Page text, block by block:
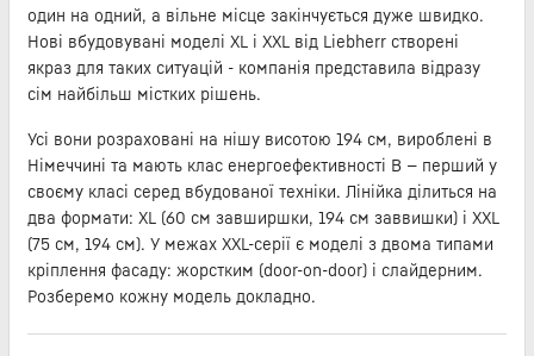
один на одний, а вільне місце закінчується дуже швидко.
Нові вбудовувані моделі XL і XXL від Liebherr створені
якраз для таких ситуацій - компанія представила відразу
сім найбільш містких рішень.
Усі вони розраховані на нішу висотою 194 см, вироблені в
Німеччині та мають клас енергоефективності B — перший у
своєму класі серед вбудованої техніки. Лінійка ділиться на
два формати: XL (60 см завширшки, 194 см заввишки) і XXL
(75 см, 194 см). У межах XXL-серії є моделі з двома типами
кріплення фасаду: жорстким (door-on-door) і слайдерним.
Розберемо кожну модель докладно.